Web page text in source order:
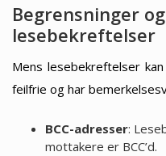
Begrensninger
lesebekreftelser
Mens lesebekreftelser
feilfrie og har
BCC-adresser:
mottakere er BCC’d.